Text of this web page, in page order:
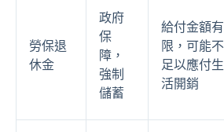
勞保退
休金
政府
保
障，
強制
儲蓄
給付金額有
限，可能不
足以應付生
活開銷